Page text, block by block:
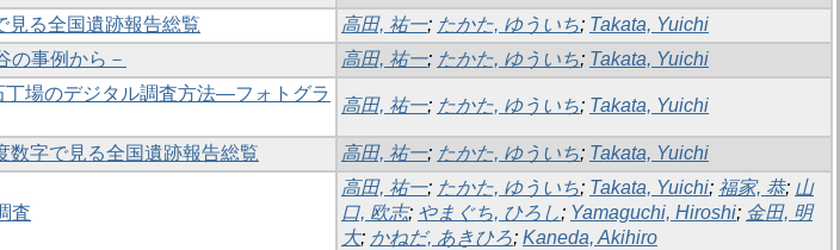
見る全国遺跡報告総覧 高田, 祐一; たかた, ゆういち; Takata, Yuichi
事例から－ 高田, 祐一; たかた, ゆういち; Takata, Yuichi
場のデジタル調査方法―フォトグラ
高田, 祐一; たかた, ゆういち; Takata, Yuichi
数字で見る全国遺跡報告総覧 高田, 祐一; たかた, ゆういち; Takata, Yuichi
査
高田, 祐一; たかた, ゆういち; Takata, Yuichi; 福家, 恭; 山
口, 欧志; やまぐち, ひろし; Yamaguchi, Hiroshi; 金田, 明
大; かねだ, あきひろ; Kaneda, Akihiro